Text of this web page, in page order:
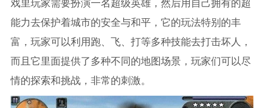
能力去保护着城市的安全与和平，它的玩法特别的丰
富，玩家可以利用跑、飞、打等多种技能去打击坏人，
而且它里面提供了多种不同的地图场景，玩家们可以尽
情的探索和挑战，非常的刺激。